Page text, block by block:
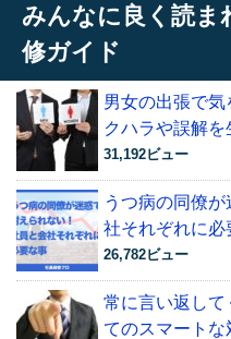
みんなに良く読ま
修ガイド
男女の出張で
クハラや誤解を
31,192ビュー
うつ病の同僚
社それぞれに必
26,782ビュー
常に言い返して
てのスマートな